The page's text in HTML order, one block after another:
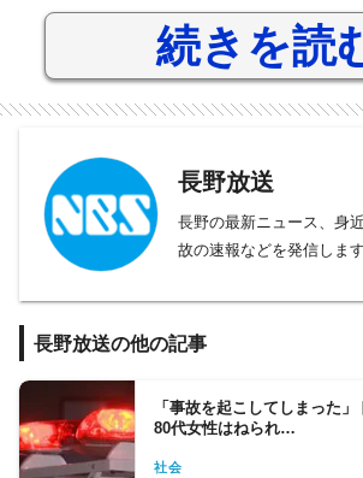
続きを読
長野放送
長野の最新ニュース、身
故の速報などを発信します
長野放送の他の記事
「事故を起こしてしまった
80代女性はねられ…
社会